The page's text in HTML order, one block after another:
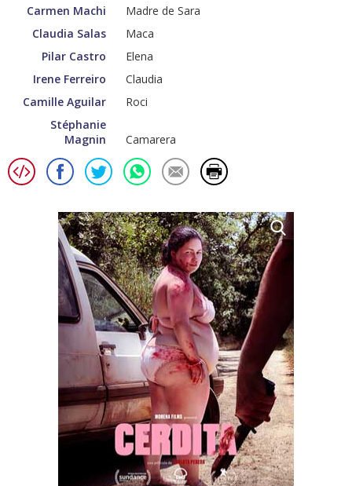
Carmen Machi
Madre de Sara
Claudia Salas
Maca
Pilar Castro
Elena
Irene Ferreiro
Claudia
Camille Aguilar
Roci
Stéphanie
Magnin
Camarera